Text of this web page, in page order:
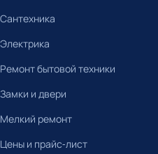
Сантехника
Электрика
Ремонт бытовой техники
Замки и двери
Мелкий ремонт
Цены и прайс-лист